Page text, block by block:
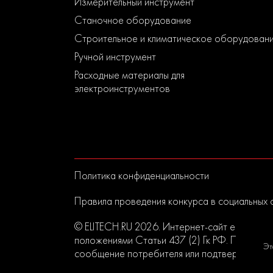
Станочное оборудование
Строительное и климатическое
Ручной инструмент
Расходные материалы для
электроинструментов
Политика конфиденциальности
Правила проведения конкурса в социальных
© ELITECH.RU 2026. Интернет-сайт
положениями Статьи 437 (2) Гк РФ.
сообщение потребителя или